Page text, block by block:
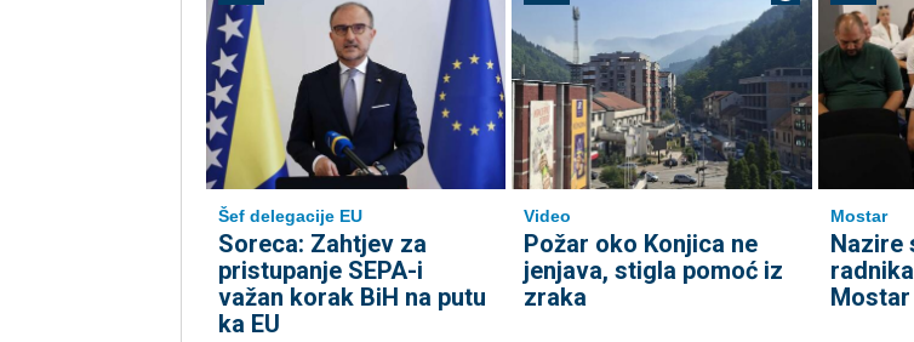
Šef delegacije EU
Soreca: Zahtjev za
pristupanje SEPA-i
važan korak BiH na putu
ka EU
Video
Požar oko Konjica ne
jenjava, stigla pomoć iz
zraka
Mostar
Nazire